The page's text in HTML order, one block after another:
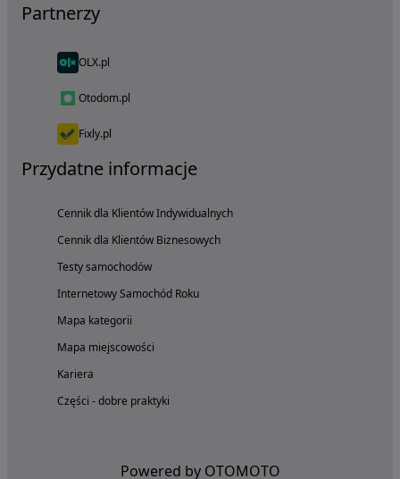
Partnerzy
OLX.pl
Otodom.pl
Fixly.pl
Przydatne informacje
Cennik dla Klientów Indywidualnych
Cennik dla Klientów Biznesowych
Testy samochodów
Internetowy Samochód Roku
Mapa kategorii
Mapa miejscowości
Kariera
Części - dobre praktyki
Powered by OTOMOTO